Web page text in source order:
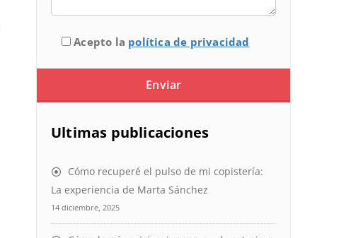
Acepto la política de privacidad
Ultimas publicaciones
Cómo recuperé el pulso de mi copistería:
La experiencia de Marta Sánchez
14 diciembre, 2025